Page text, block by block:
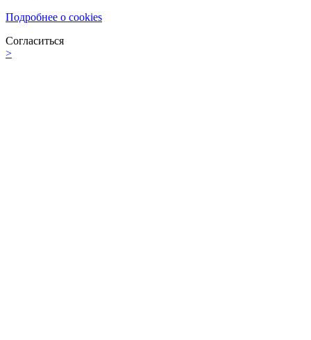
Подробнее о cookies
Согласиться
>